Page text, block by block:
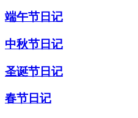
端午节日记
中秋节日记
圣诞节日记
春节日记